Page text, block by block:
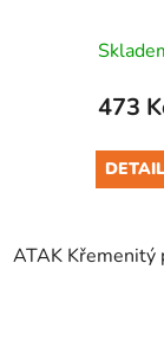
473
DETAIL
ATAK Křemenitý